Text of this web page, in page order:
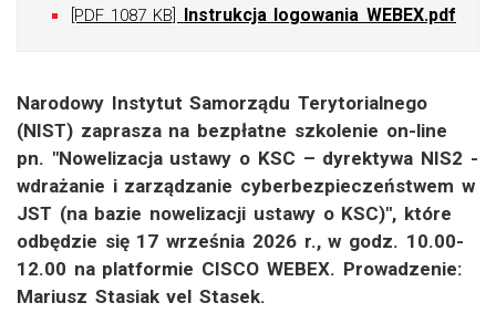
[PDF 1087 KB] Instrukcja logowania WEBEX.pdf
Narodowy Instytut Samorządu Terytorialnego
(NIST) zaprasza na bezpłatne szkolenie on-line
pn. "Nowelizacja ustawy o KSC – dyrektywa NIS2 -
wdrażanie i zarządzanie cyberbezpieczeństwem w
JST (na bazie nowelizacji ustawy o KSC)", które
odbędzie się 17 września 2026 r., w godz. 10.00-
12.00 na platformie CISCO WEBEX. Prowadzenie:
Mariusz Stasiak vel Stasek.